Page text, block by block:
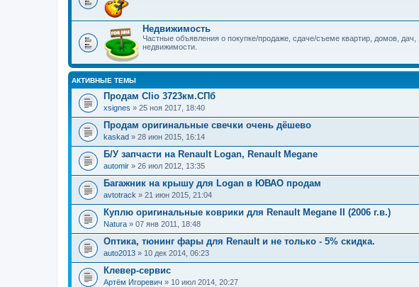
Недвижимость
Частные объявления о покупке/продаже, сдаче/съеме квартир, домов, дач,
недвижимости.
АКТИВНЫЕ ТЕМЫ
Продам Clio 3723км.СПб
xsignes » 25 ноя 2017, 18:40
Продам оригинальные свечки очень дёшево
kaskad » 28 июн 2015, 16:14
Б/У запчасти на Renault Logan, Renault Megane
automir » 26 июл 2012, 13:35
Багажник на крышу для Logan в ЮВАО продам
avtotrack » 21 июн 2015, 21:04
Куплю оригинальные коврики для Renault Megane II (2006 г.в.)
Natura » 07 янв 2011, 18:48
Оптика, тюнинг фары для Renault и не только - 5% скидка.
auto2013 » 10 дек 2014, 06:23
Клевер-сервис
Артём Игоревич » 10 июл 2014, 20:27